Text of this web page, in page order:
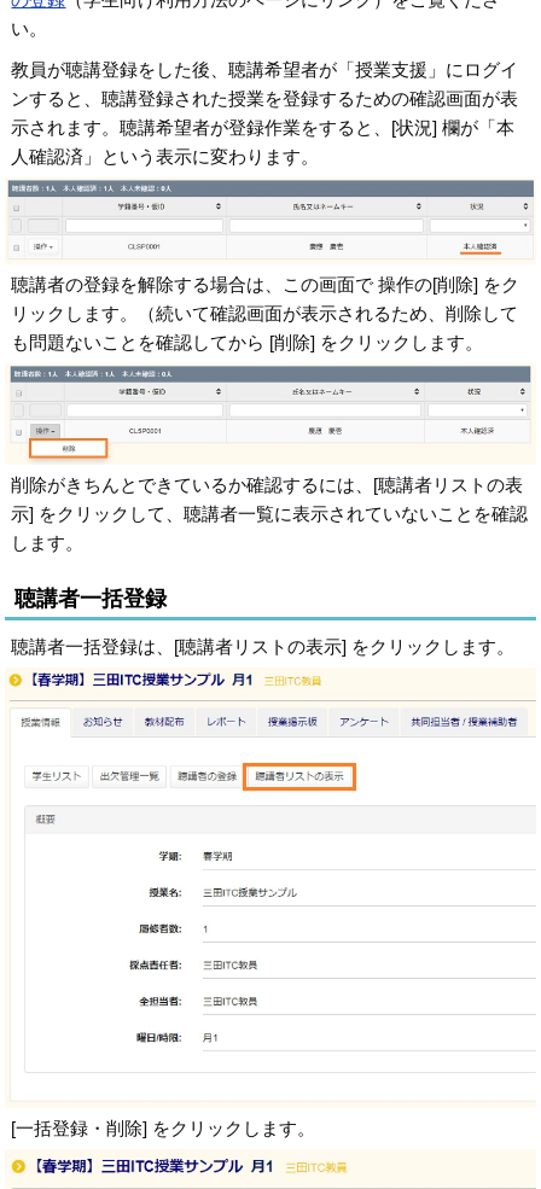
い。
教員が聴講登録をした後、聴講希望者が「授業支援」にログイ
ンすると、聴講登録された授業を登録するための確認画面が表
示されます。聴講希望者が登録作業をすると、[状況] 欄が「本
人確認済」という表示に変わります。
聴講者の登録を解除する場合は、この画面で 操作の[削除] をク
リックします。（続いて確認画面が表示されるため、削除して
も問題ないことを確認してから [削除] をクリックします。
削除がきちんとできているか確認するには、[聴講者リストの表
示] をクリックして、聴講者一覧に表示されていないことを確認
します。
聴講者一括登録
聴講者一括登録は、[聴講者リストの表示] をクリックします。
[一括登録・削除] をクリックします。